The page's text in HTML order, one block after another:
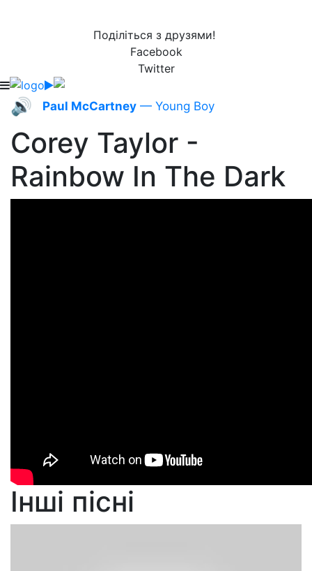
Поділіться з друзями!
Facebook
Twitter
🔊 Paul McCartney — Young Boy
Corey Taylor -
Rainbow In The Dark
Інші пісні